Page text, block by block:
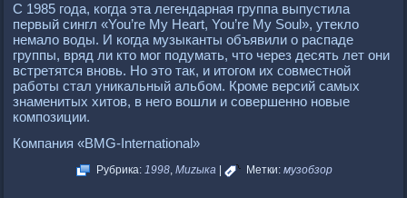
С 1985 года, когда эта легендарная группа выпустила
первый сингл «You’re My Heart, You’re My Soul», утекло
немало воды. И когда музыканты объявили о распаде
группы, вряд ли кто мог подумать, что через десять лет они
встретятся вновь. Но это так, и итогом их совместной
работы стал уникальный альбом. Кроме версий самых
знаменитых хитов, в него вошли и совершенно новые
композиции.
Компания «BMG-International»
Рубрика: 1998, Muzыка Метки: музобзор